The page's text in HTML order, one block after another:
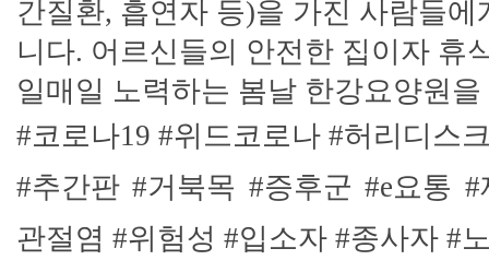
간질환, 흡연자 등)을 가진 사람들
니다. 어르신들의 안전한 집이자 휴
일매일 노력하는 봄날 한강요양원
#코로나19 #위드코로나 #허리디스
#추간판 #거북목 #증후군 #e요통
관절염 #위험성 #입소자 #종사자 #